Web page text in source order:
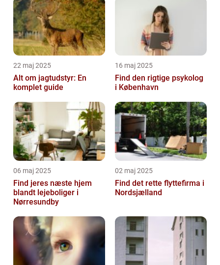
22 maj 2025
Alt om jagtudstyr: En
komplet guide
16 maj 2025
Find den rigtige psykolog
i København
06 maj 2025
Find jeres næste hjem
blandt lejeboliger i
Nørresundby
02 maj 2025
Find det rette flyttefirma i
Nordsjælland